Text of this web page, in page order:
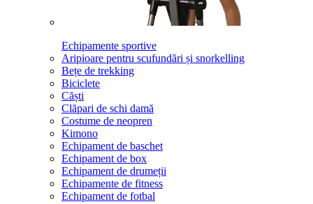
Echipamente sportive
Aripioare pentru scufundări și snorkelling
Bețe de trekking
Biciclete
Căști
Clăpari de schi damă
Costume de neopren
Kimono
Echipament de baschet
Echipament de box
Echipament de drumeții
Echipamente de fitness
Echipament de fotbal